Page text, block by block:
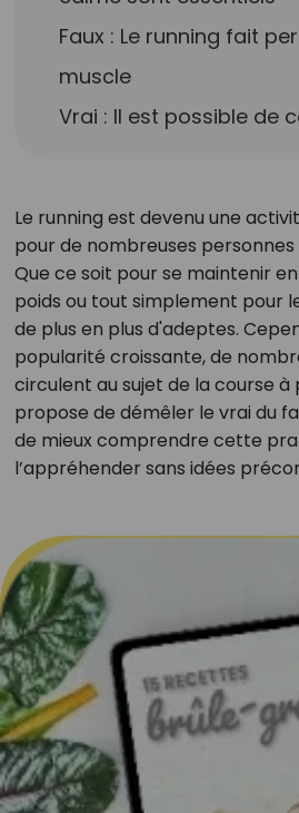
Faux : Le running fait
muscle
Vrai : Il est possible de
Le running est devenu une
pour de nombreuses
Que ce soit pour se maintenir
poids ou tout simplement pour
de plus en plus d'adeptes.
popularité croissante, de
circulent au sujet de la course à
propose de démêler le vrai du
de mieux comprendre cette
l’appréhender sans idées